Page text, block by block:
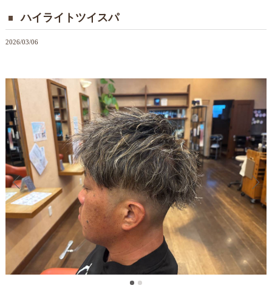
ハイライトツイスパ
2026/03/06